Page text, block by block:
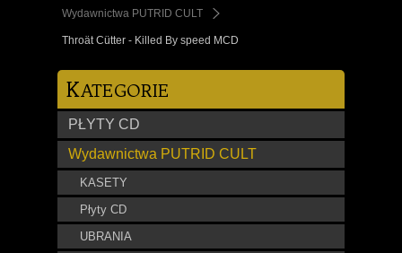
Wydawnictwa PUTRID CULT
Throät Cütter - Killed By speed MCD
KATEGORIE
PŁYTY CD
Wydawnictwa PUTRID CULT
KASETY
Płyty CD
UBRANIA